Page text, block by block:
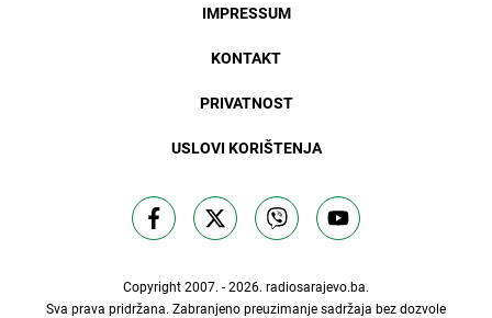
IMPRESSUM
KONTAKT
PRIVATNOST
USLOVI KORIŠTENJA
Copyright 2007. - 2026. radiosarajevo.ba.
Sva prava pridržana. Zabranjeno preuzimanje sadržaja bez dozvole